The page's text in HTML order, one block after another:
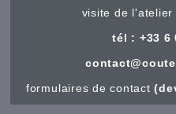
visite de l'atelier
tél : +33 6
formulaires de contact